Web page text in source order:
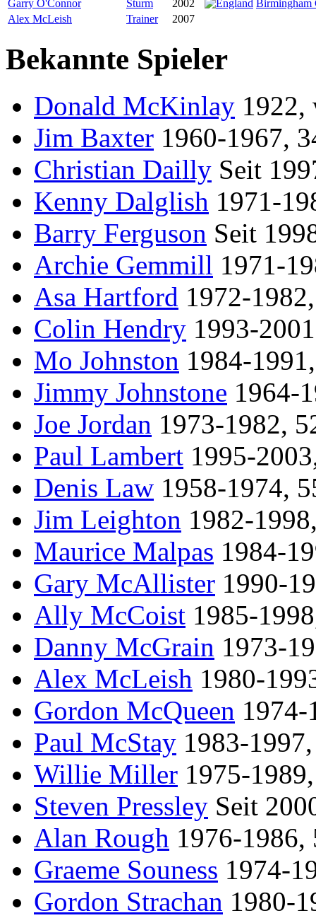
Garry O'Connor
Sturm 2002
Birmingham
Alex McLeish
Trainer 2007
Bekannte Spieler
Donald McKinlay 1922,
Jim Baxter 1960-1967,
Christian Dailly Seit
Kenny Dalglish 1971-
Barry Ferguson Seit
Archie Gemmill 1971-
Asa Hartford 1972-
Colin Hendry 1993-
Mo Johnston 1984-
Jimmy Johnstone 1964-
Joe Jordan 1973-1982,
Paul Lambert 1995-
Denis Law 1958-1974,
Jim Leighton 1982-
Maurice Malpas 1984-
Gary McAllister 1990-
Ally McCoist 1985-
Danny McGrain 1973-
Alex McLeish 1980-
Gordon McQueen 1974-
Paul McStay 1983-
Willie Miller 1975-
Steven Pressley Seit
Alan Rough 1976-1986,
Graeme Souness 1974-
Gordon Strachan 1980-